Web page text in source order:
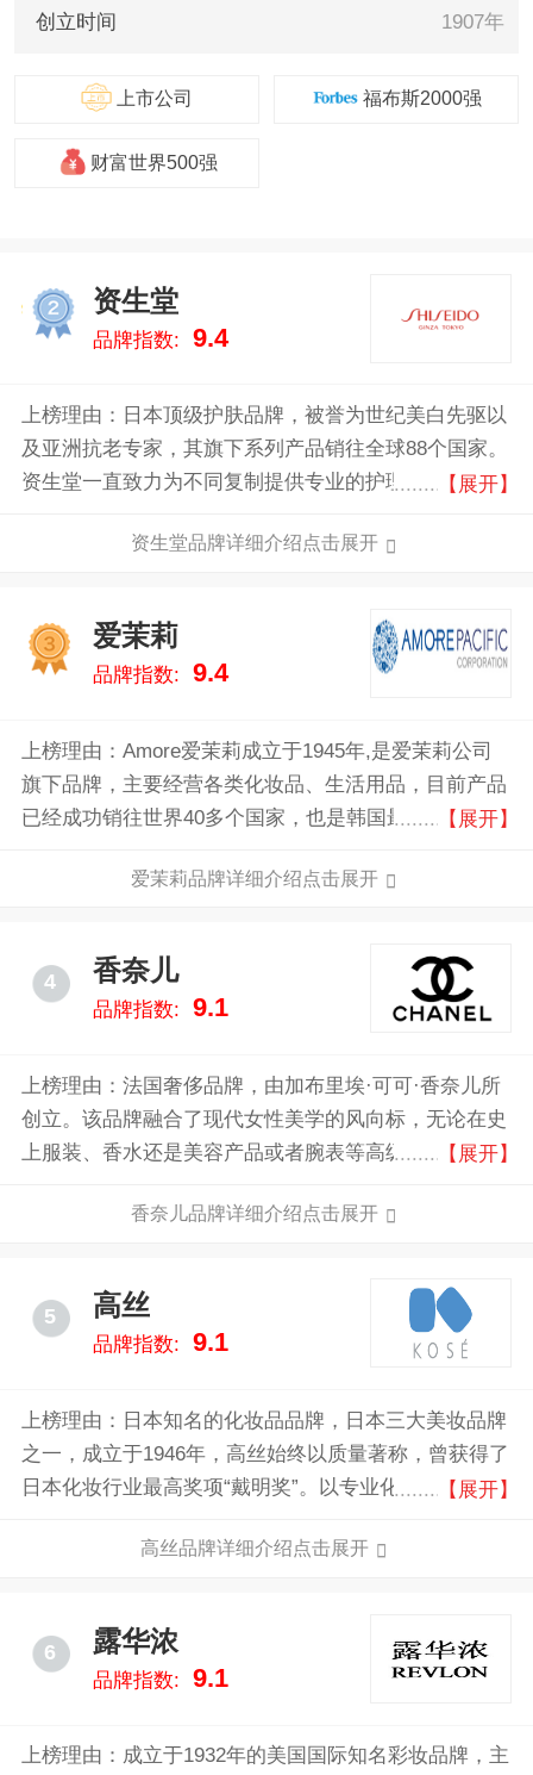
创立时间 1907年
上市公司 福布斯2000强
财富世界500强
资生堂
品牌指数: 9.4
上榜理由：日本顶级护肤品牌，被誉为世纪美白先驱以
及亚洲抗老专家，其旗下系列产品销往全球88个国家。
资生堂一直致力为不同复制提供专业的护理产品，如今
【展开】
资生堂品牌详细介绍点击展开
3
爱茉莉
品牌指数: 9.4
上榜理由：Amore爱茉莉成立于1945年,是爱茉莉公司
旗下品牌，主要经营各类化妆品、生活用品，目前产品
已经成功销往世界40多个国家，也是韩国最大的化妆品
力于为全球消费者提供高品质的化妆品和护肤产品。
【展开】
爱茉莉品牌详细介绍点击展开
4 香奈儿
品牌指数: 9.1
上榜理由：法国奢侈品牌，由加布里埃·可可·香奈儿所
创立。该品牌融合了现代女性美学的风向标，无论在史
上服装、香水还是美容产品或者腕表等高级珠宝上，香
格，如今年营业额超过90亿美元。
【展开】
香奈儿品牌详细介绍点击展开
5 高丝
品牌指数: 9.1
上榜理由：日本知名的化妆品品牌，日本三大美妆品牌
之一，成立于1946年，高丝始终以质量著称，曾获得了
日本化妆行业最高奖项“戴明奖”。以专业化妆品业者的
跨出了坚实的脚步。
【展开】
高丝品牌详细介绍点击展开
6 露华浓
品牌指数: 9.1
上榜理由：成立于1932年的美国国际知名彩妆品牌，主